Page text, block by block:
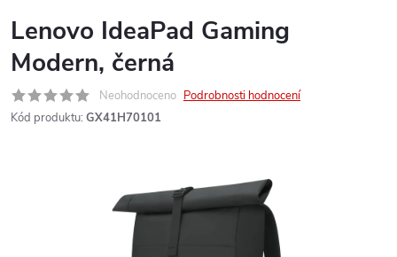
Lenovo IdeaPad Gaming
Modern, černá
Neohodnoceno Podrobnosti hodnocení
Kód produktu: GX41H70101